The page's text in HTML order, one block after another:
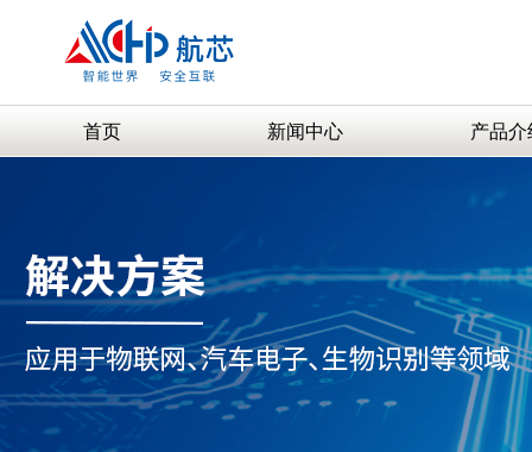
首页 新闻中心 产品介